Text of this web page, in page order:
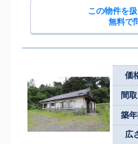
この物件を
無料で
価
間
築
広